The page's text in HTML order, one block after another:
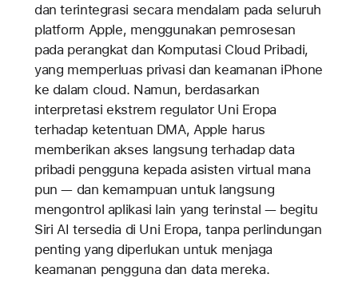
dan terintegrasi secara mendalam pada seluruh
platform Apple, menggunakan pemrosesan
pada perangkat dan Komputasi Cloud Pribadi,
yang memperluas privasi dan keamanan iPhone
ke dalam cloud. Namun, berdasarkan
interpretasi ekstrem regulator Uni Eropa
terhadap ketentuan DMA, Apple harus
memberikan akses langsung terhadap data
pribadi pengguna kepada asisten virtual mana
pun — dan kemampuan untuk langsung
mengontrol aplikasi lain yang terinstal — begitu
Siri AI tersedia di Uni Eropa, tanpa perlindungan
penting yang diperlukan untuk menjaga
keamanan pengguna dan data mereka.